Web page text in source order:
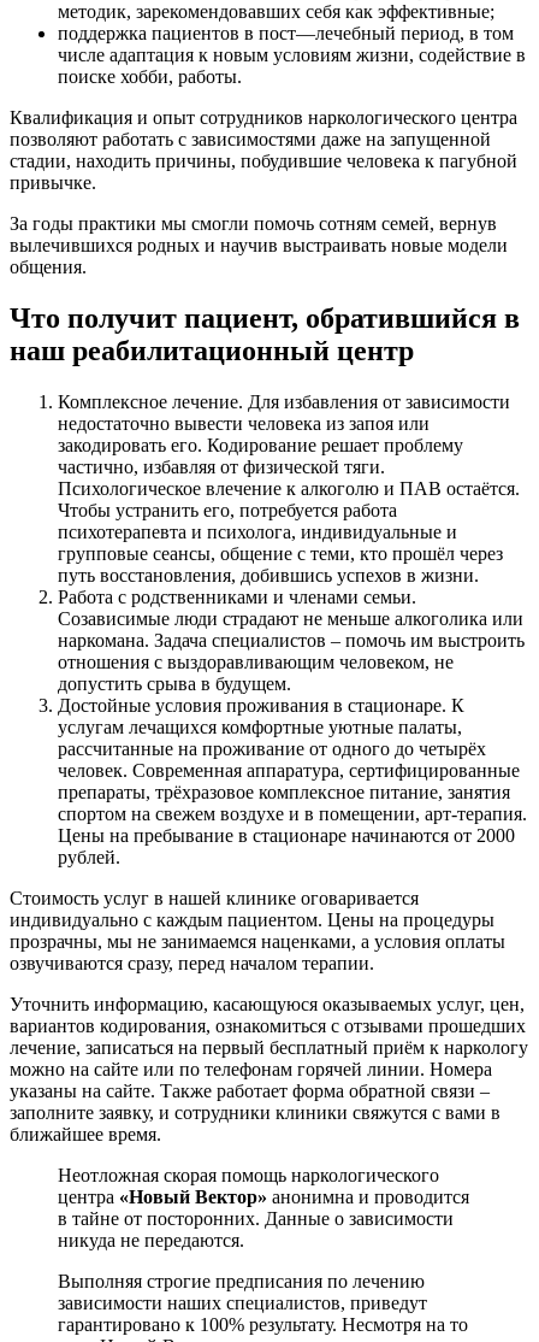
методик, зарекомендовавших себя как эффективные;
поддержка пациентов в пост—лечебный период, в том
числе адаптация к новым условиям жизни, содействие в
поиске хобби, работы.
Квалификация и опыт сотрудников наркологического центра
позволяют работать с зависимостями даже на запущенной
стадии, находить причины, побудившие человека к пагубной
привычке.
За годы практики мы смогли помочь сотням семей, вернув
вылечившихся родных и научив выстраивать новые модели
общения.
Что получит пациент, обратившийся в
наш реабилитационный центр
Комплексное лечение. Для избавления от зависимости
недостаточно вывести человека из запоя или
закодировать его. Кодирование решает проблему
частично, избавляя от физической тяги.
Психологическое влечение к алкоголю и ПАВ остаётся.
Чтобы устранить его, потребуется работа
психотерапевта и психолога, индивидуальные и
групповые сеансы, общение с теми, кто прошёл через
путь восстановления, добившись успехов в жизни.
Работа с родственниками и членами семьи.
Созависимые люди страдают не меньше алкоголика или
наркомана. Задача специалистов – помочь им выстроить
отношения с выздоравливающим человеком, не
допустить срыва в будущем.
Достойные условия проживания в стационаре. К
услугам лечащихся комфортные уютные палаты,
рассчитанные на проживание от одного до четырёх
человек. Современная аппаратура, сертифицированные
препараты, трёхразовое комплексное питание, занятия
спортом на свежем воздухе и в помещении, арт-терапия.
Цены на пребывание в стационаре начинаются от 2000
рублей.
Стоимость услуг в нашей клинике оговаривается
индивидуально с каждым пациентом. Цены на процедуры
прозрачны, мы не занимаемся наценками, а условия оплаты
озвучиваются сразу, перед началом терапии.
Уточнить информацию, касающуюся оказываемых услуг, цен,
вариантов кодирования, ознакомиться с отзывами прошедших
лечение, записаться на первый бесплатный приём к наркологу
можно на сайте или по телефонам горячей линии. Номера
указаны на сайте. Также работает форма обратной связи –
заполните заявку, и сотрудники клиники свяжутся с вами в
ближайшее время.
Неотложная скорая помощь наркологического
центра «Новый Вектор» анонимна и проводится
в тайне от посторонних. Данные о зависимости
никуда не передаются.
Выполняя строгие предписания по лечению
зависимости наших специалистов, приведут
гарантировано к 100% результату. Несмотря на то